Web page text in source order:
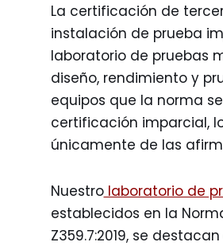
La certificación de
instalación de prueba
laboratorio de pruebas
diseño, rendimiento y
equipos que la norma
certificación imparcial,
únicamente de las
Nuestrolaboratorio de
establecidos en la
Z359.7:2019, se